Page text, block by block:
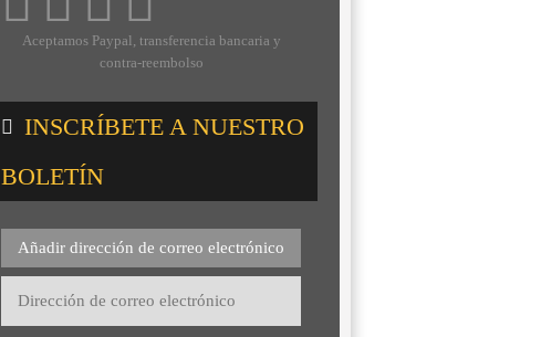
Aceptamos Paypal, transferencia bancaria y
contra-reembolso
INSCRÍBETE A NUESTRO
BOLETÍN
Añadir dirección de correo electrónico